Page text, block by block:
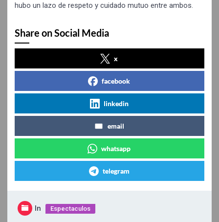
hubo un lazo de respeto y cuidado mutuo entre ambos.
Share on Social Media
x
facebook
linkedin
email
whatsapp
telegram
In Espectaculos